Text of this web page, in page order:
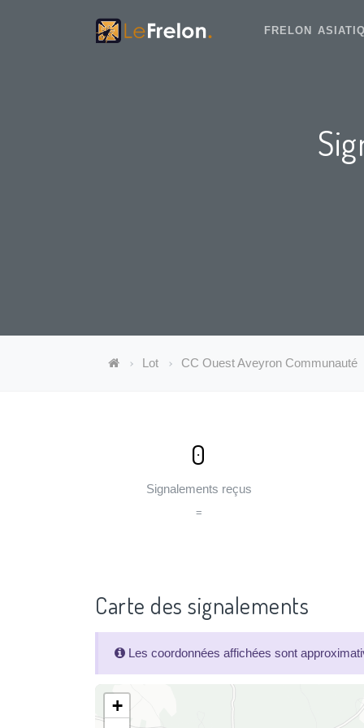
FRELON
Lot CC Ouest Aveyron Communauté
0
Signalements reçus
=
Carte des signalements
Les coordonnées affichées sont
+